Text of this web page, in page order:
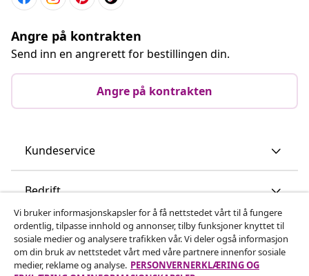
Angre på kontrakten
Send inn en angrerett for bestillingen din.
Angre på kontrakten
Kundeservice
Bedrift
vidaXL
Oppdag mer
Vi bruker informasjonskapsler for å få nettstedet vårt til å fungere
ordentlig, tilpasse innhold og annonser, tilby funksjoner knyttet til
sosiale medier og analysere trafikken vår. Vi deler også informasjon
om din bruk av nettstedet vårt med våre partnere innenfor sosiale
medier, reklame og analyse. PERSONVERNERKLÆRING OG